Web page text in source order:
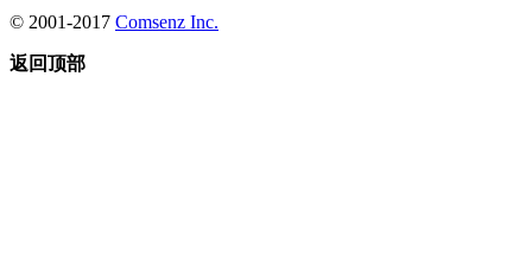
© 2001-2017 Comsenz Inc.
返回顶部